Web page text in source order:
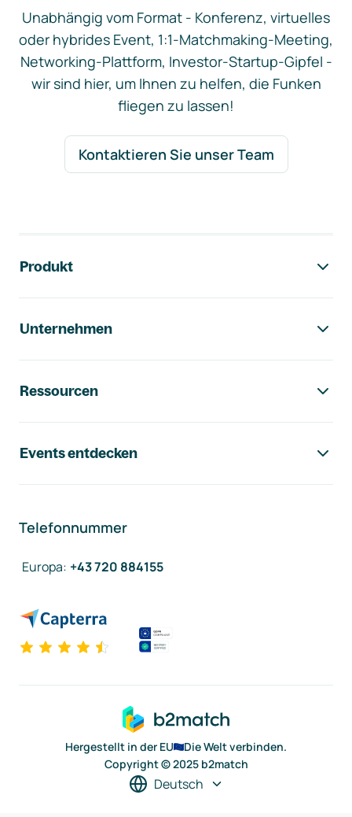
Unabhängig vom Format - Konferenz, virtuelles
oder hybrides Event, 1:1-Matchmaking-Meeting,
Networking-Plattform, Investor-Startup-Gipfel -
wir sind hier, um Ihnen zu helfen, die Funken
fliegen zu lassen!
Kontaktieren Sie unser Team
Produkt
Unternehmen
Ressourcen
Events entdecken
Telefonnummer
Europa: +43 720 884155
Hergestellt in der EU
Die Welt verbinden.
Copyright © 2025 b2match
Deutsch